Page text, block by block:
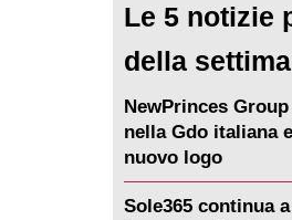
Le 5 notizie
della
NewPrinces
nella Gdo italiana
nuovo logo
Sole365 continua